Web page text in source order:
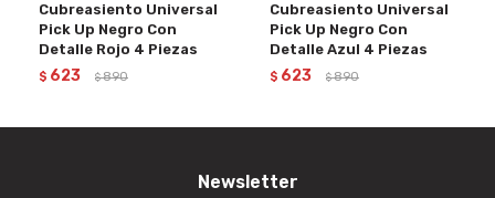
Cubreasiento Universal
Pick Up Negro Con
Detalle Rojo 4 Piezas
$ 623 $ 890
Cubreasiento Universal
Pick Up Negro Con
Detalle Azul 4 Piezas
$ 623 $ 890
Newsletter